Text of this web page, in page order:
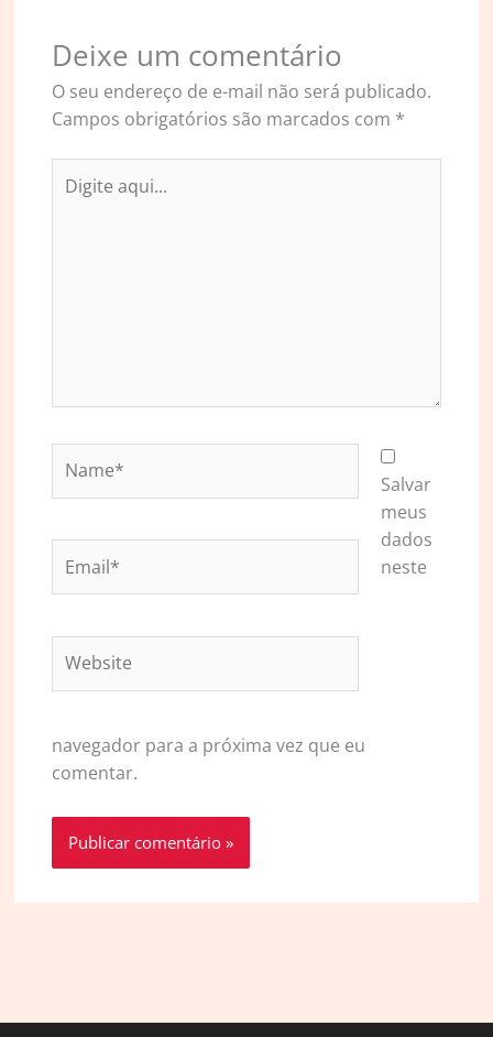
Deixe um comentário
O seu endereço de e-mail não será publicado.
Campos obrigatórios são marcados com *
aqui...
Salvar
meus
dados
neste
navegador para a próxima vez que eu
comentar.